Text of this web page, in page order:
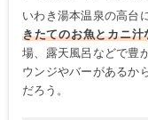
いわき湯本温泉の高台
きたてのお魚とカニ
場、露天風呂などで豊
ウンジやバーがあるか
だろう。